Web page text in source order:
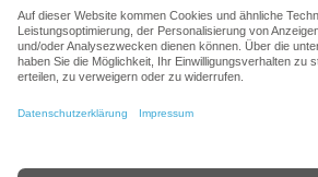
alle Ihre Projekte und Einrichtungs- oder
Verfügung!
Besuchen Sie uns in unseren